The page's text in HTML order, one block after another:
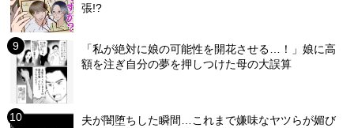
張!?
「私が絶対に娘の可能性を開花させる…！」娘に高
額を注ぎ自分の夢を押しつけた母の大誤算
夫が闇堕ちした瞬間…これまで嫌味なヤツらが媚び